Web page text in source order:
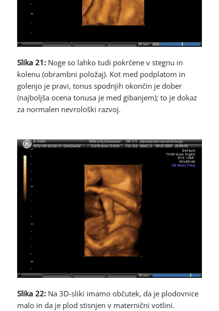
Slika 21: Noge so lahko tudi pokrčene v stegnu in
kolenu (obrambni položaj). Kot med podplatom in
golenjo je pravi, tonus spodnjih okončin je dober
(najboljša ocena tonusa je med gibanjem); to je dokaz
za normalen nevrološki razvoj.
Slika 22: Na 3D-sliki imamo občutek, da je plodovnice
malo in da je plod stisnjen v maternični votlini.